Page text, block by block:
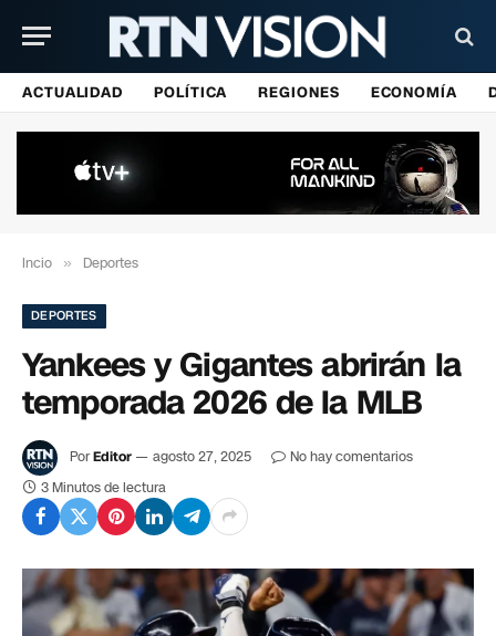
ACTUALIDAD POLÍTICA REGIONES ECONOMÍA
Incio » Deportes
DEPORTES
Yankees y Gigantes abrirán la
temporada 2026 de la MLB
PorEditor agosto 27, 2025
No hay comentarios
3 Minutos de lectura